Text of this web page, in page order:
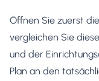
Öffnen Sie zuerst
vergleichen Sie
und der
Plan an den